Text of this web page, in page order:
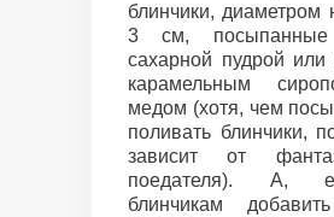
блинчики, диаметром
3 см, посыпанные
сахарной пудрой или
карамельным
медом (хотя, чем
поливать блинчики,
зависит от
поедателя). А,
блинчикам